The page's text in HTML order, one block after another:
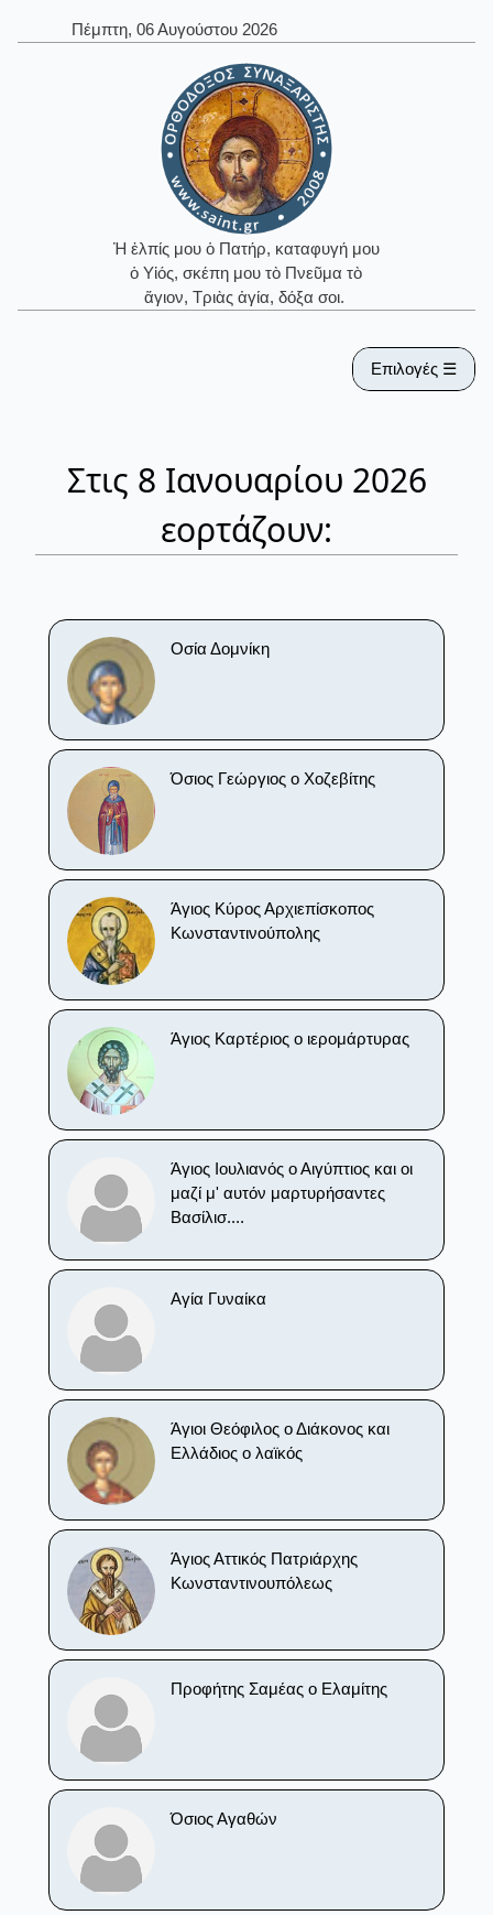
Πέμπτη, 06 Αυγούστου 2026
Ἡ ἐλπίς μου ὁ Πατήρ, καταφυγή μου
ὁ Υἱός, σκέπη μου τὸ Πνεῦμα τὸ
ἅγιον, Τριὰς ἁγία, δόξα σοι.
Επιλογές ☰
Στις 8 Ιανουαρίου 2026
εορτάζουν:
Οσία Δομνίκη
Όσιος Γεώργιος ο Χοζεβίτης
Άγιος Κύρος Αρχιεπίσκοπος
Κωνσταντινούπολης
Άγιος Καρτέριος ο ιερομάρτυρας
Άγιος Ιουλιανός ο Αιγύπτιος και οι
μαζί μ' αυτόν μαρτυρήσαντες
Βασίλισ....
Αγία Γυναίκα
Άγιοι Θεόφιλος ο Διάκονος και
Ελλάδιος ο λαϊκός
Άγιος Αττικός Πατριάρχης
Κωνσταντινουπόλεως
Προφήτης Σαμέας ο Ελαμίτης
Όσιος Αγαθών